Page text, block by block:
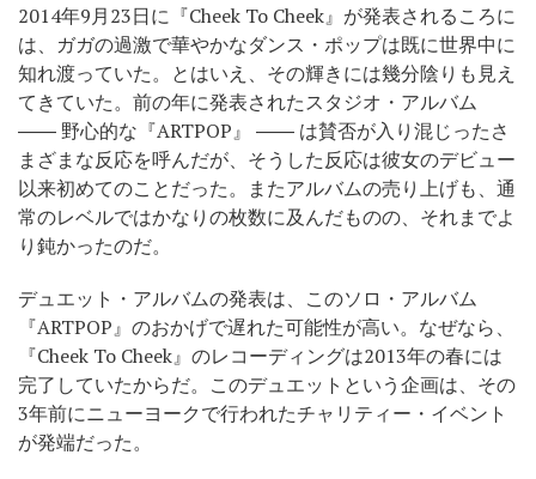
2014年9月23日に『Cheek To Cheek』が発表されるころに
は、ガガの過激で華やかなダンス・ポップは既に世界中に
知れ渡っていた。とはいえ、その輝きには幾分陰りも見え
てきていた。前の年に発表されたスタジオ・アルバム
―― 野心的な『ARTPOP』 ―― は賛否が入り混じったさ
まざまな反応を呼んだが、そうした反応は彼女のデビュー
以来初めてのことだった。またアルバムの売り上げも、通
常のレベルではかなりの枚数に及んだものの、それまでよ
り鈍かったのだ。
デュエット・アルバムの発表は、このソロ・アルバム
『ARTPOP』のおかげで遅れた可能性が高い。なぜなら、
『Cheek To Cheek』のレコーディングは2013年の春には
完了していたからだ。このデュエットという企画は、その
3年前にニューヨークで行われたチャリティー・イベント
が発端だった。